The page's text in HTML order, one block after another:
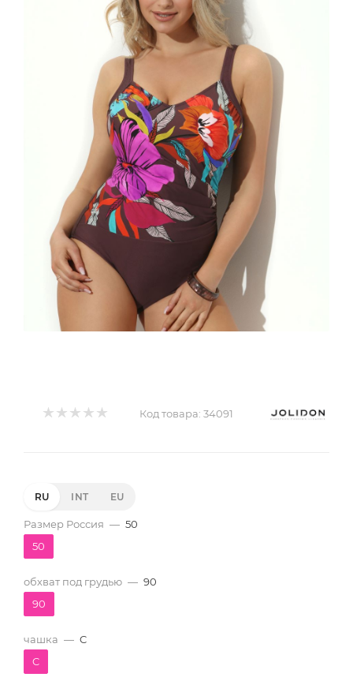
Код товара: 34091
RU INT EU
Размер Россия — 50
50
обхват под грудью — 90
90
чашка — C
C